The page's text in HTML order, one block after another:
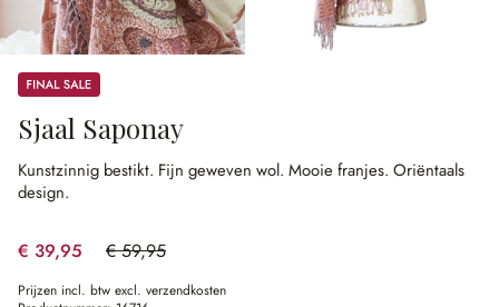
Sale
Sjaal Saponay
Kunstzinnig bestikt. Fijn geweven wol. Mooie franjes. Oriëntaals
design.
€ 39,95 € 59,95
(33.36% gespart)
Prijzen incl. btw excl. verzendkosten